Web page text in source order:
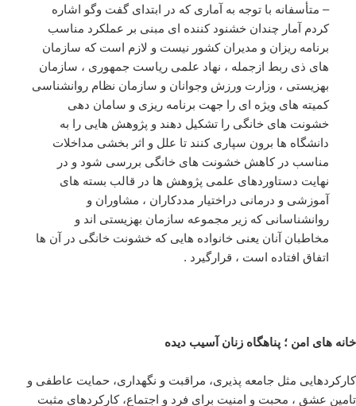
– متأسفانه با توجه به آماری که در ابتدای گفت وگو اشاره
کردم آمار چندان خشنود کننده ای مبنی بر عملکرد مناسب
برنامه ریزان و مدیران کشور نیست و لازم است که سازمان
های ذی ربط ازجمله ، نهاد علمی ریاست جمهوری ، سازمان
بهزیستی ، وزارت ورزش وجوانان و سازمان نظام روانشناسی
کمیته های ویژه ای را جهت برنامه ریزی و سامان دهی
خشونت های خانگی را تشکیل دهند و پژوهش هایی را به
دانشگاه ها برون سپاری کنند تا علل و اثر بخشی مداخلات
مناسب در کاهش خشونت های خانگی بررسی شود و در
نهایت دستاوردهای علمی پژوهش ها در قالب بسته های
آموزشی و درمانی دراختیار مددکاران ، مشاوران و
روانشناسانی که زیر مجموعه سازمان بهزیستی اند و
مخاطبان آنان یعنی خانواده هایی که خشونت خانگی در آن ها
اتفاق افتاده است ، قرارگیرد .
خانه های امن ؛ پناهگاه زنان آسیب دیده
کارکردهایی مثل جامعه پذیری، مراقبت و نگهداری، حمایت عاطفی و
تامین عشق ، محبت و امنیت برای فرد و اجتماع، کارکردهای مثبت